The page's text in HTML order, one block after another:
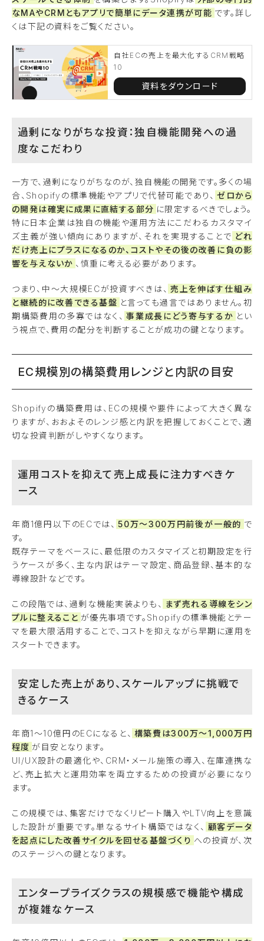
なMAやCRMともアプリで簡単にデータ連携が可能 です。詳し
くは下記の資料をご覧ください。
自社ECの売上を最大化するCRM戦略
10
資料をダウンロード
過剰になりがちな投資：独自機能開発への過
度なこだわり
一方で、過剰になりがちなのが、独自機能の開発です。多くの場
合、Shopifyの標準機能やアプリで代替可能であり、 ゼロから
の開発は確実に成果に直結する部分 に限定するべきでしょう。
特に日本企業は独自の機能や運用方法にこだわるカスタマイ
ズ主義が強い傾向にありますが、それを実現することで どれ
だけ売上にプラスになるのか、コストやその後の改善に負の影
響を与えないか 、慎重に考える必要があります。
つまり、中〜大規模ECが投資すべきは、 売上を伸ばす仕組み
と継続的に改善できる基盤 と言っても過言ではありません。初
期構築費用の多寡ではなく、 事業成長にどう寄与するか とい
う視点で、費用の配分を判断することが成功の鍵となります。
EC規模別の構築費用レンジと内訳の目安
Shopifyの構築費用は、ECの規模や要件によって大きく異な
りますが、おおよそのレンジ感と内訳を把握しておくことで、適
切な投資判断がしやすくなります。
運用コストを抑えて売上成長に注力すべきケ
ース
年商1億円以下のECでは、 50万〜300万円前後が一般的 で
す。
既存テーマをベースに、最低限のカスタマイズと初期設定を行
うケースが多く、主な内訳はテーマ設定、商品登録、基本的な
導線設計などです。
この段階では、過剰な機能実装よりも、 まず売れる導線をシン
プルに整えること が優先事項です。Shopifyの標準機能とテー
マを最大限活用することで、コストを抑えながら早期に運用を
スタートできます。
安定した売上があり、スケールアップに挑戦で
きるケース
年商1〜10億円のECになると、 構築費は300万〜1,000万円
程度 が目安となります。
UI/UX設計の最適化や、CRM・メール施策の導入、在庫連携な
ど、売上拡大と運用効率を両立するための投資が必要になり
ます。
この規模では、集客だけでなくリピート購入やLTV向上を意識
した設計が重要です。単なるサイト構築ではなく、 顧客データ
を起点にした改善サイクルを回せる基盤づくり への投資が、次
のステージへの鍵となります。
エンタープライズクラスの規模感で機能や構成
が複雑なケース